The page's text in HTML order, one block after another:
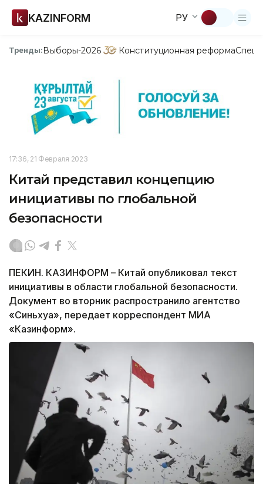
KAZINFORM РУ
Тренды:Выборы-2026 Конституционная реформа
17:36, 21 Февраля 2023
Китай представил концепцию
инициативы по глобальной
безопасности
ПЕКИН. КАЗИНФОРМ – Китай опубликовал текст
инициативы в области глобальной безопасности.
Документ во вторник распространило агентство
«Синьхуа», передает корреспондент МИА
«Казинформ».